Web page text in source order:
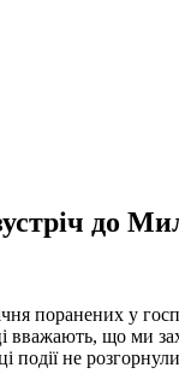
до
поранених у
вважають, що ми
не